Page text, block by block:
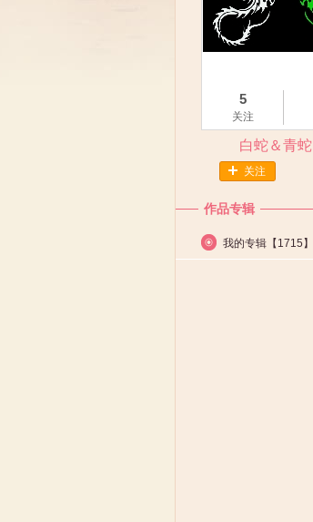
5
关注
白蛇＆青蛇
关注
作品专辑
我的专辑【 1715 】